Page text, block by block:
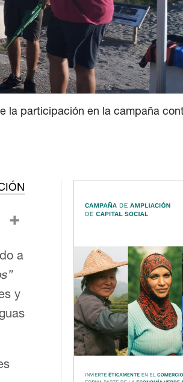
la participación en la campaña
a
y